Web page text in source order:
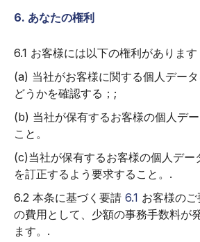
6. あなたの権利
6.1 お客様には以下の権利があります
(a) 当社がお客様に関する個人デー
どうかを確認する；;
(b) 当社が保有するお客様の個人デ
こと。
(c)当社が保有するお客様の個人デー
を訂正するよう要求すること。.
6.2 本条に基づく要請 6.1 お客様の
の費用として、少額の事務手数料が
ます。.